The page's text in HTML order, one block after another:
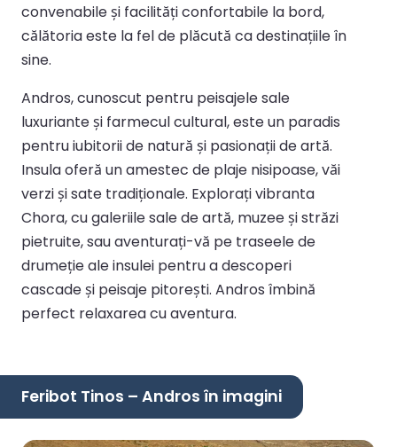
convenabile și facilități confortabile la bord,
călătoria este la fel de plăcută ca destinațiile în
sine.
Andros, cunoscut pentru peisajele sale
luxuriante și farmecul cultural, este un paradis
pentru iubitorii de natură și pasionații de artă.
Insula oferă un amestec de plaje nisipoase, văi
verzi și sate tradiționale. Explorați vibranta
Chora, cu galeriile sale de artă, muzee și străzi
pietruite, sau aventurați-vă pe traseele de
drumeție ale insulei pentru a descoperi
cascade și peisaje pitorești. Andros îmbină
perfect relaxarea cu aventura.
Feribot Tinos – Andros în imagini